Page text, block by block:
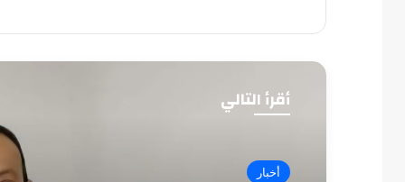
أقرأ التالي
أخبار